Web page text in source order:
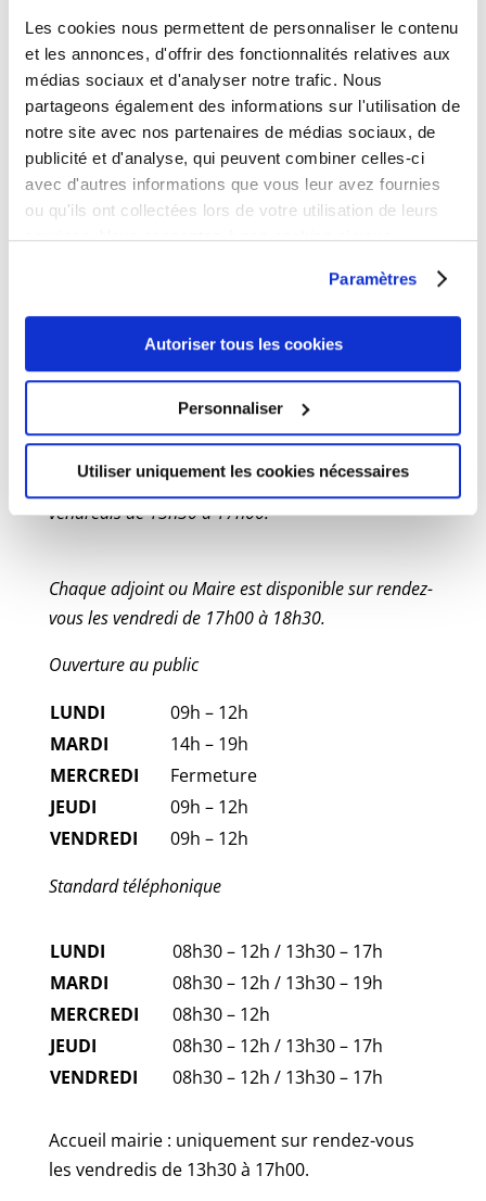
Les cookies nous permettent de personnaliser le contenu
et les annonces, d'offrir des fonctionnalités relatives aux
médias sociaux et d'analyser notre trafic. Nous
partageons également des informations sur l'utilisation de
notre site avec nos partenaires de médias sociaux, de
publicité et d'analyse, qui peuvent combiner celles-ci
avec d'autres informations que vous leur avez fournies
ou qu'ils ont collectées lors de votre utilisation de leurs
services. Vous consentez à nos cookies si vous
Paramètres
Autoriser tous les cookies
Personnaliser
Utiliser uniquement les cookies nécessaires
NOUS ÉCRIRE
NUMÉROS D'URGENCE
FAQ
Suivre
Horaires
Horaires
Accueil mairie : uniquement sur rendez-vous les
vendredis de 13h30 à 17h00.
Chaque adjoint ou Maire est disponible sur rendez-
vous les vendredi de 17h00 à 18h30.
Ouverture au public
LUNDI
09h – 12h
MARDI
14h – 19h
MERCREDI
Fermeture
JEUDI
09h – 12h
VENDREDI
09h – 12h
Standard téléphonique
LUNDI
08h30 – 12h / 13h30 – 17h
MARDI
08h30 – 12h / 13h30 – 19h
MERCREDI
08h30 – 12h
JEUDI
08h30 – 12h / 13h30 – 17h
VENDREDI
08h30 – 12h / 13h30 – 17h
Accueil mairie : uniquement sur rendez-vous
les vendredis de 13h30 à 17h00.